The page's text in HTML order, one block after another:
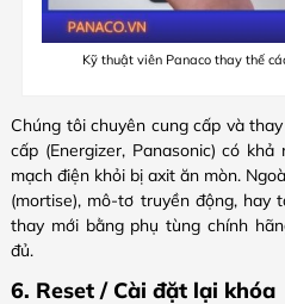
Kỹ thuật viên Panaco thay thế
Chúng tôi chuyên cung cấp và
cấp (Energizer, Panasonic) có
mạch điện khỏi bị axit ăn mòn.
(mortise), mô-tơ truyền động, hay
thay mới bằng phụ tùng chính
đủ.
6. Reset / Cài đặt lại khóa